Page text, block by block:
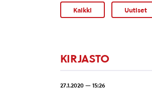
Kaikki Uutiset
KIRJASTO
27.1.2020 — 15:26